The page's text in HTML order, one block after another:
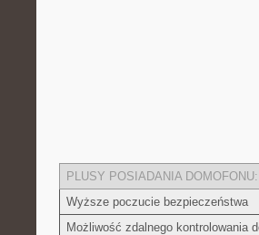
PLUSY POSIADANIA DOMOFONU:
Wyższe ‍poczucie ⁣bezpieczeństwa
Możliwość zdalnego kontrolowania